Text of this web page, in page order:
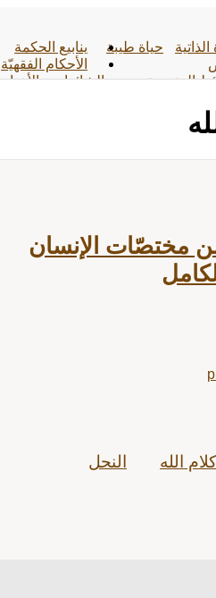
حياة طيبة
ينابيع الحكمة
الأحکام الفقهیّة
المتعددة
الأخبار
الشائعات
من مختصّات الإنسان
كلام الله النحل